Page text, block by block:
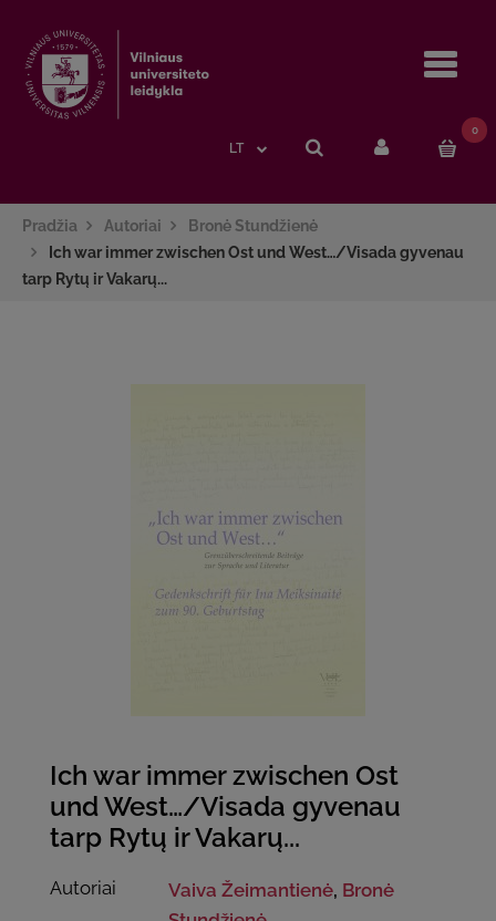
LT
0
Pradžia Autoriai
Bronė Stundžienė
Ich war immer zwischen Ost und West…/Visada gyvenau
tarp Rytų ir Vakarų...
Ich war immer zwischen Ost
und West…/Visada gyvenau
tarp Rytų ir Vakarų...
Autoriai Vaiva Žeimantienė, Bronė